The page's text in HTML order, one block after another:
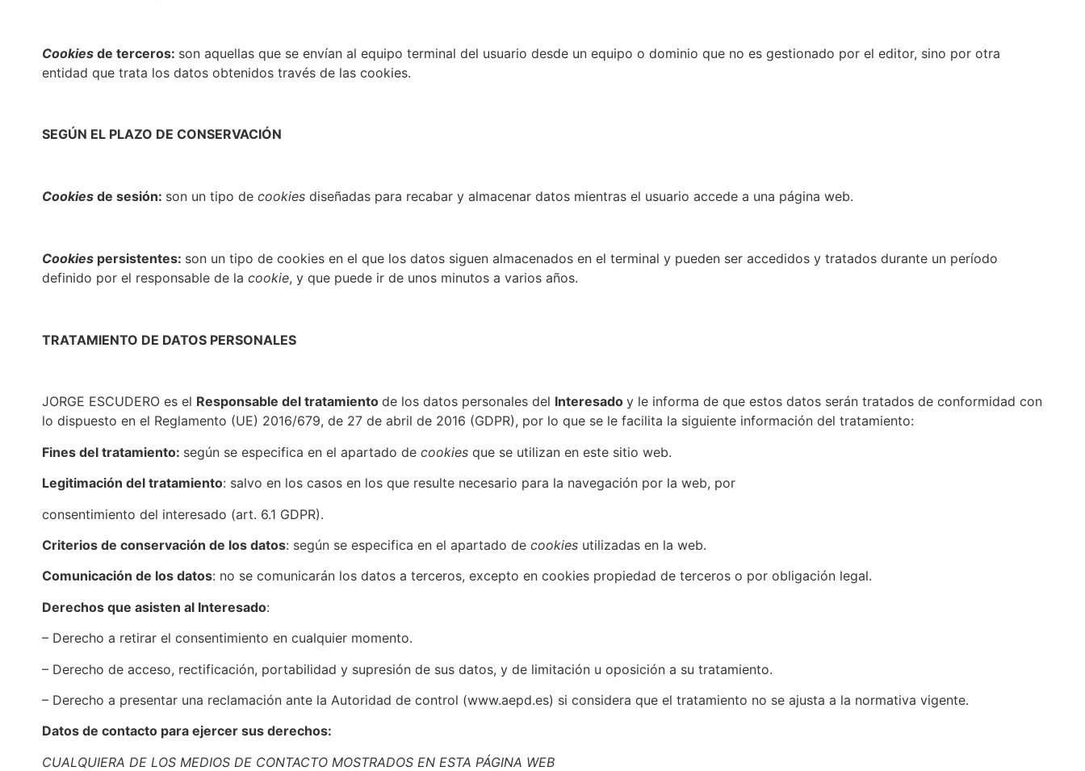
Cookies de terceros: son aquellas que se envían al equipo terminal del usuario desde un equipo o dominio que no es gestionado por el editor, sino por otra
entidad que trata los datos obtenidos través de las cookies.
SEGÚN EL PLAZO DE CONSERVACIÓN
Cookies de sesión: son un tipo de cookies diseñadas para recabar y almacenar datos mientras el usuario accede a una página web.
Cookies persistentes: son un tipo de cookies en el que los datos siguen almacenados en el terminal y pueden ser accedidos y tratados durante un período
definido por el responsable de la cookie, y que puede ir de unos minutos a varios años.
TRATAMIENTO DE DATOS PERSONALES
JORGE ESCUDERO es el Responsable del tratamiento de los datos personales del Interesado y le informa de que estos datos serán tratados de conformidad con
lo dispuesto en el Reglamento (UE) 2016/679, de 27 de abril de 2016 (GDPR), por lo que se le facilita la siguiente información del tratamiento:
Fines del tratamiento: según se especifica en el apartado de cookies que se utilizan en este sitio web.
Legitimación del tratamiento: salvo en los casos en los que resulte necesario para la navegación por la web, por
consentimiento del interesado (art. 6.1 GDPR).
Criterios de conservación de los datos: según se especifica en el apartado de cookies utilizadas en la web.
Comunicación de los datos: no se comunicarán los datos a terceros, excepto en cookies propiedad de terceros o por obligación legal.
Derechos que asisten al Interesado:
– Derecho a retirar el consentimiento en cualquier momento.
– Derecho de acceso, rectificación, portabilidad y supresión de sus datos, y de limitación u oposición a su tratamiento.
– Derecho a presentar una reclamación ante la Autoridad de control (www.aepd.es) si considera que el tratamiento no se ajusta a la normativa vigente.
Datos de contacto para ejercer sus derechos:
CUALQUIERA DE LOS MEDIOS DE CONTACTO MOSTRADOS EN ESTA PÁGINA WEB